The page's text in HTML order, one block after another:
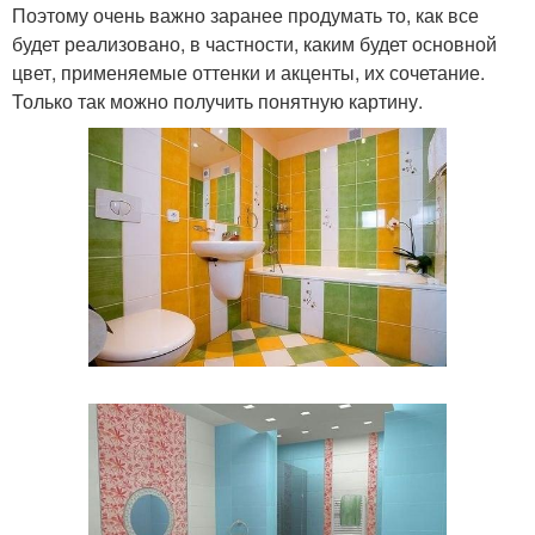
Поэтому очень важно заранее продумать то, как все
будет реализовано, в частности, каким будет основной
цвет, применяемые оттенки и акценты, их сочетание.
Только так можно получить понятную картину.